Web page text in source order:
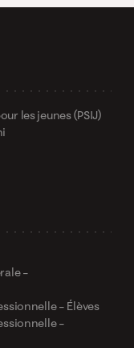
les jeunes (PSIJ)
–
– Élèves
–